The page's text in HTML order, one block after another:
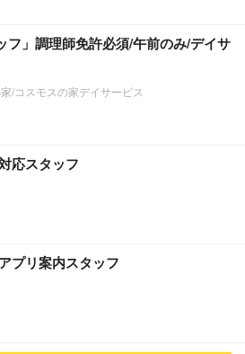
フ」調理師免許必須/午前のみ/デイサ
/コスモスの家デイサービス
応スタッフ
プリ案内スタッフ